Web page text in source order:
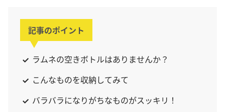
記事のポイント
ラムネの空きボトルはありませんか？
こんなものを収納してみて
バラバラになりがちなものがスッキリ！